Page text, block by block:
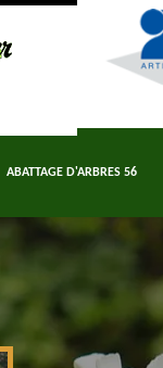
ABATTAGE D'ARBRES 56